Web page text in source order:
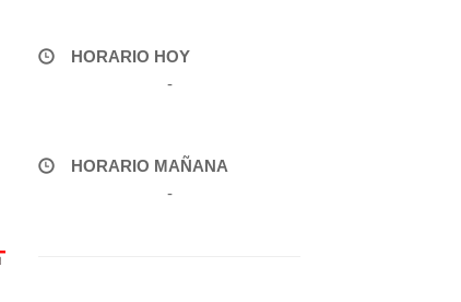
HORARIO HOY
-
HORARIO MAÑANA
-